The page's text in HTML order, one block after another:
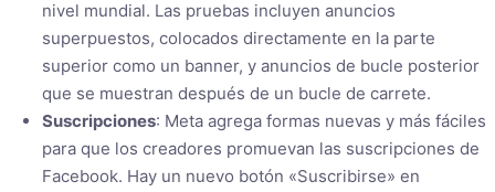
nivel mundial. Las pruebas incluyen anuncios
superpuestos, colocados directamente en la parte
superior como un banner, y anuncios de bucle posterior
que se muestran después de un bucle de carrete.
Suscripciones: Meta agrega formas nuevas y más fáciles
para que los creadores promuevan las suscripciones de
Facebook. Hay un nuevo botón «Suscribirse» en